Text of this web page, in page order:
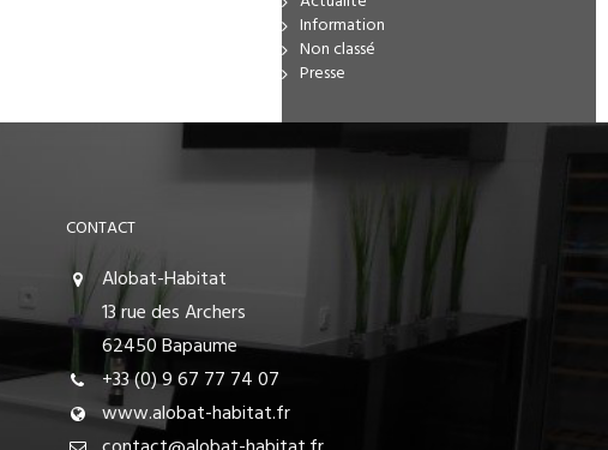
Information
Non classé
Presse
CONTACT
Alobat-Habitat
13 rue des Archers
62450 Bapaume
+33 (0) 9 67 77 74 07
www.alobat-habitat.fr